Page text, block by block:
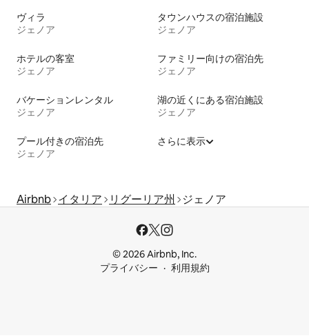
ヴィラ
ジェノア
タウンハウスの宿泊施設
ジェノア
ホテルの客室
ジェノア
ファミリー向けの宿泊先
ジェノア
バケーションレンタル
ジェノア
湖の近くにある宿泊施設
ジェノア
プール付きの宿泊先
ジェノア
さらに表示
Airbnb イタリア リグーリア州 ジェノア
© 2026 Airbnb, Inc.
プライバシー
利用規約